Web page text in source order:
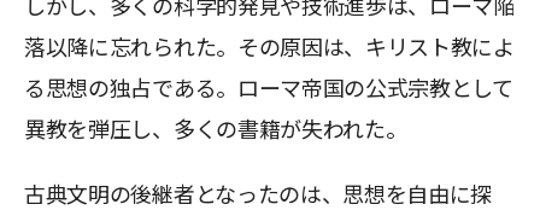
しかし、多くの科学的発見や技術進歩は、ローマ陥
落以降に忘れられた。その原因は、キリスト教によ
る思想の独占である。ローマ帝国の公式宗教として
異教を弾圧し、多くの書籍が失われた。
古典文明の後継者となったのは、思想を自由に探